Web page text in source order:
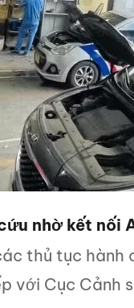
nhờ kết nối
thủ tục hành
với Cục Cảnh